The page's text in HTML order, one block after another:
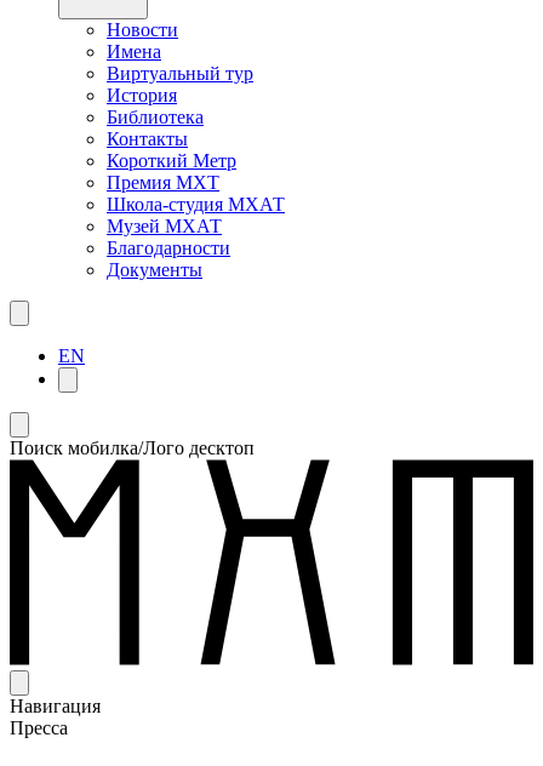
Новости
Имена
Виртуальный тур
История
Библиотека
Контакты
Короткий Метр
Премия МХТ
Школа-студия МХАТ
Музей МХАТ
Благодарности
Документы
EN
Поиск мобилка/Лого десктоп
Навигация
Пресса